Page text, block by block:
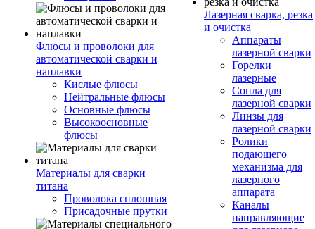
Флюсы и проволоки для
автоматической сварки и
наплавки
Кислые флюсы
Нейтральные флюсы
Основные флюсы
Высокоосновные
флюсы
Материалы для сварки
титана
Проволока сплошная
Присадочные прутки
Лазерная сварка, резка
и очистка
Аппараты
лазерной сварки
Горелки
лазерные
Сопла для
лазерной сварки
Линзы для
лазерной сварки
Ролики
подающего
механизма для
лазерного
аппарата
Каналы
направляющие